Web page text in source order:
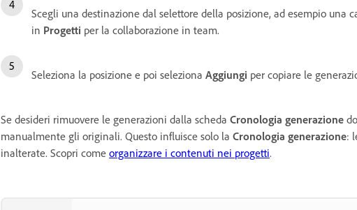
Scegli una destinazione dal selettore della posizione, ad esempio una
in Progetti per la collaborazione in team.
Seleziona la posizione e poi seleziona Aggiungi per copiare le
Se desideri rimuovere le generazioni dalla scheda Cronologia generazione
manualmente gli originali. Questo influisce solo la Cronologia generazione:
inalterate. Scopri come organizzare i contenuti nei progetti.